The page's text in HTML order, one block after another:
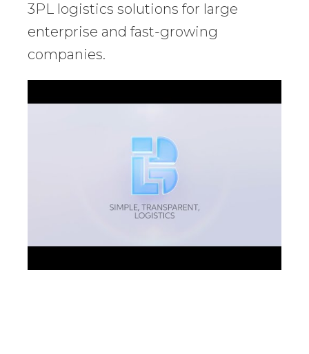
3PL logistics solutions for large
enterprise and fast-growing
companies.